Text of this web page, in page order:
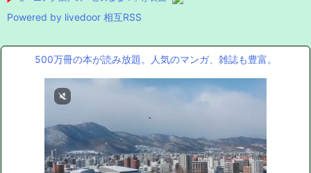
Powered by livedoor 相互RSS
500万冊の本が読み放題。人気のマンガ、雑誌も豊富。